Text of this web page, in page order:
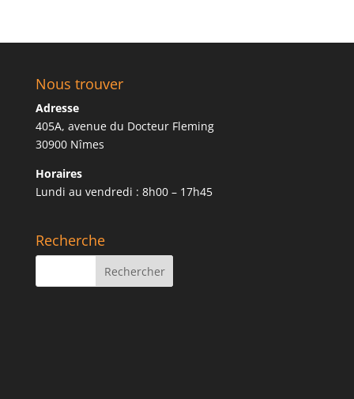
Nous trouver
Adresse
405A, avenue du Docteur Fleming
30900 Nîmes
Horaires
Lundi au vendredi : 8h00 – 17h45
Recherche